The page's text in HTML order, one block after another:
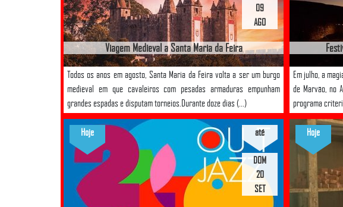
Viagem Medieval a Santa Maria da Feira
Todos os anos em agosto, Santa Maria da Feira volta a ser um burgo
medieval em que cavaleiros com pesadas armaduras empunham
grandes espadas e disputam torneios.Durante doze dias (...)
09
AGO
Em julho, a
de Marvão, no
programa
até
DOM
20
SET
Hoje Hoje